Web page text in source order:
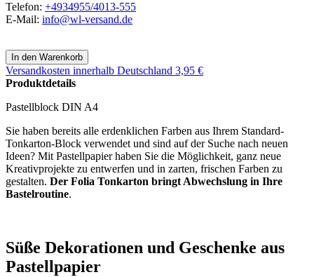
Telefon: +4934955/4013-555
E-Mail: info@wl-versand.de
Versandkosten innerhalb Deutschland 3,95 €
Produktdetails
Pastellblock DIN A4
Sie haben bereits alle erdenklichen Farben aus Ihrem Standard-
Tonkarton-Block verwendet und sind auf der Suche nach neuen
Ideen? Mit Pastellpapier haben Sie die Möglichkeit, ganz neue
Kreativprojekte zu entwerfen und in zarten, frischen Farben zu
gestalten. Der Folia Tonkarton bringt Abwechslung in Ihre
Bastelroutine.
Süße Dekorationen und Geschenke aus
Pastellpapier